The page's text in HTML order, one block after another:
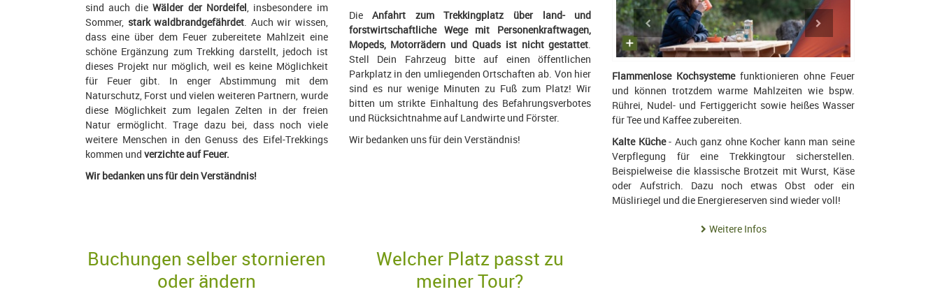
sind auch dieWälder der Nordeifel, insbesondere im
Sommer, stark waldbrandgefährdet. Auch wir wissen,
dass eine über dem Feuer zubereitete Mahlzeit eine
schöne Ergänzung zum Trekking darstellt, jedoch ist
dieses Projekt nur möglich, weil es keine Möglichkeit
für Feuer gibt. In enger Abstimmung mit dem
Naturschutz, Forst und vielen weiteren Partnern, wurde
diese Möglichkeit zum legalen Zelten in der freien
Natur ermöglicht. Trage dazu bei, dass noch viele
weitere Menschen in den Genuss des Eifel-Trekkings
kommen und verzichte auf Feuer.
Wir bedanken uns für dein Verständnis!
DieAnfahrt zum Trekkingplatz über land- und
forstwirtschaftliche Wege mit Personenkraftwagen,
Mopeds, Motorrädern und Quads ist nicht gestattet.
Stell Dein Fahrzeug bitte auf einen öffentlichen
Parkplatz in den umliegenden Ortschaften ab. Von hier
sind es nur wenige Minuten zu Fuß zum Platz! Wir
bitten um strikte Einhaltung des Befahrungsverbotes
und Rücksichtnahme auf Landwirte und Förster.
Wir bedanken uns für dein Verständnis!
Flammenlose Kochsystemefunktionieren ohne Feuer
und können trotzdem warme Mahlzeiten wie bspw.
Rührei, Nudel- und Fertiggericht sowie heißes Wasser
für Tee und Kaffee zubereiten.
Kalte Küche- Auch ganz ohne Kocher kann man seine
Verpflegung für eine Trekkingtour sicherstellen.
Beispielweise die klassische Brotzeit mit Wurst, Käse
oder Aufstrich. Dazu noch etwas Obst oder ein
Müsliriegel und die Energiereserven sind wieder voll!
Weitere Infos
Buchungen selber stornieren
oder ändern
Welcher Platz passt zu
meiner Tour?